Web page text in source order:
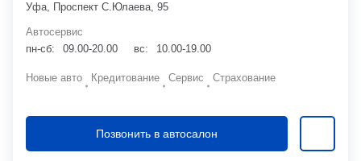
Уфа, Проспект С.Юлаева, 95
Автосервис
пн-сб:
09.00-20.00 вс: 10.00-19.00
Новые авто Кредитование Сервис Страхование
Позвонить в автосалон